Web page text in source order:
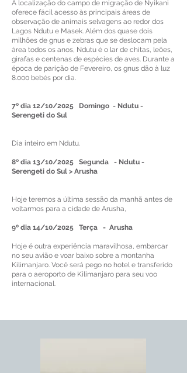
A localização do campo de migração de Nyikani
oferece fácil acesso às principais áreas de
observação de animais selvagens ao redor dos
Lagos Ndutu e Masek. Além dos quase dois
milhões de gnus e zebras que se deslocam pela
área todos os anos, Ndutu é o lar de chitas, leões,
girafas e centenas de espécies de aves. Durante a
época de parição de Fevereiro, os gnus dão à luz
8.000 bebés por dia.
7º dia 12/10/2025 Domingo - Ndutu -
Serengeti do Sul
Dia inteiro em Ndutu.
8º dia 13/10/2025 Segunda - Ndutu -
Serengeti do Sul > Arusha
Hoje teremos a última sessão da manhã antes de
voltarmos para a cidade de Arusha,
9º dia 14/10/2025 Terça - Arusha
Hoje é outra experiência maravilhosa, embarcar
no seu avião e voar baixo sobre a montanha
Kilimanjaro. Você será pego no hotel e transferido
para o aeroporto de Kilimanjaro para seu voo
internacional.